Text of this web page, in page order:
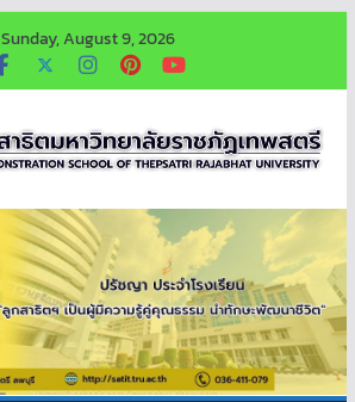
Sunday, August 9, 2026